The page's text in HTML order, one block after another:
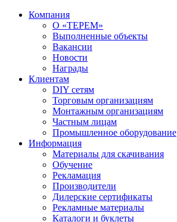
Компания
О «ТЕРЕМ»
Выполненные объекты
Вакансии
Новости
Награды
Клиентам
DIY сетям
Торговым организациям
Монтажным организациям
Частным лицам
Промышленное оборудование
Информация
Материалы для скачивания
Обучение
Рекламация
Производители
Дилерские сертификаты
Рекламные материалы
Каталоги и буклеты